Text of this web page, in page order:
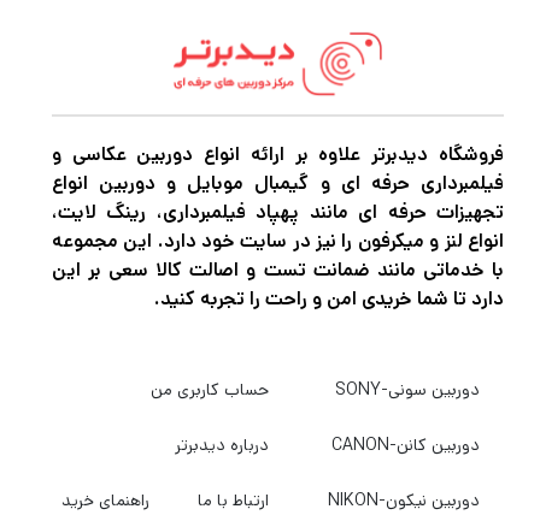
فروشگاه دیدبرتر علاوه بر ارائه انواع دوربین عکاسی و
فیلمبرداری حرفه ای و گیمبال موبایل و دوربین انواع
تجهیزات حرفه ای مانند پهپاد فیلمبرداری، رینگ لایت،
انواع لنز و میکرفون را نیز در سایت خود دارد. این مجموعه
با خدماتی مانند ضمانت تست و اصالت کالا سعی بر این
دارد تا شما خریدی امن و راحت را تجربه کنید.
دوربین سونی-SONY
دوربین کانن-CANON
دوربین نیکون-NIKON
حساب کاربری من
درباره دیدبرتر
ارتباط با ما راهنمای خرید